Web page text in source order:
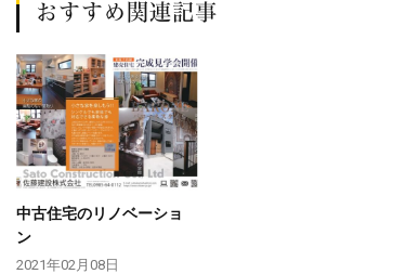
おすすめ関連記事
中古住宅のリノベーショ
ン
2021年02月08日